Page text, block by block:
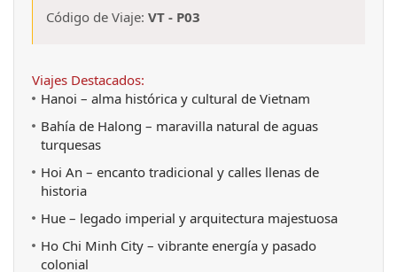
Código de Viaje: VT - P03
Viajes Destacados:
Hanoi – alma histórica y cultural de Vietnam
Bahía de Halong – maravilla natural de aguas
turquesas
Hoi An – encanto tradicional y calles llenas de
historia
Hue – legado imperial y arquitectura majestuosa
Ho Chi Minh City – vibrante energía y pasado
colonial